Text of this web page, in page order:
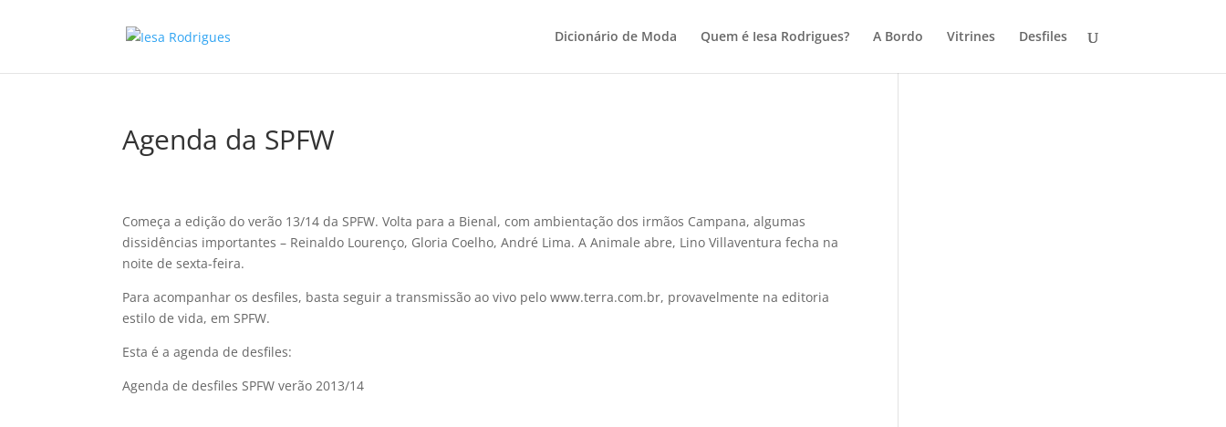
Dicionário de Moda Quem é Iesa Rodrigues? A Bordo Vitrines Desfiles
Agenda da SPFW
Começa a edição do verão 13/14 da SPFW. Volta para a Bienal, com ambientação dos irmãos Campana, algumas
dissidências importantes – Reinaldo Lourenço, Gloria Coelho, André Lima. A Animale abre, Lino Villaventura fecha na
noite de sexta-feira.
Para acompanhar os desfiles, basta seguir a transmissão ao vivo pelo www.terra.com.br, provavelmente na editoria
estilo de vida, em SPFW.
Esta é a agenda de desfiles:
Agenda de desfiles SPFW verão 2013/14